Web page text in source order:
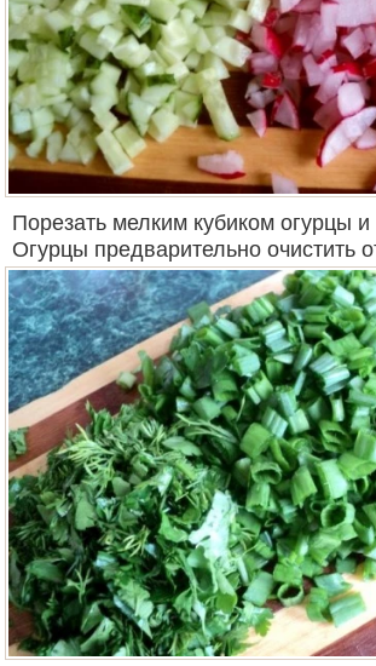
Порезать мелким кубиком огурцы и
Огурцы предварительно очистить